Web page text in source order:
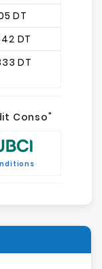
DT
DT
DT
Conso"